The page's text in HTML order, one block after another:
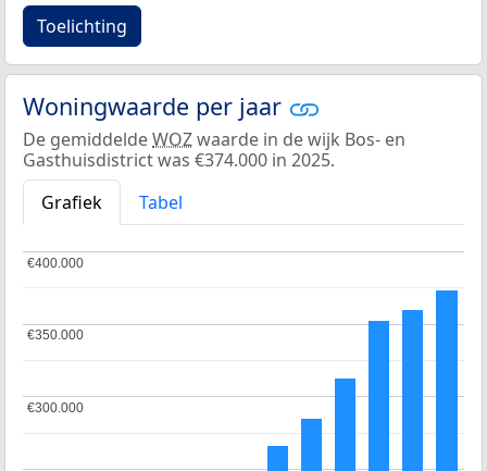
Toelichting
Woningwaarde per jaar
De gemiddeldeWOZwaarde in de wijk Bos- en
Gasthuisdistrict was €374.000 in 2025.
Grafiek
Tabel
€300.000
€300.000
€350.000
€350.000
€400.000
€400.000